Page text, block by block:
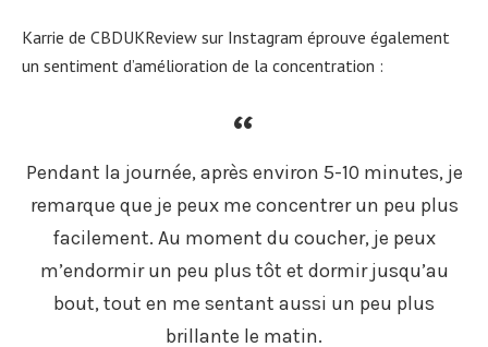
Karrie de CBDUKReview sur Instagram éprouve également
un sentiment d’amélioration de la concentration :
Pendant la journée, après environ 5-10 minutes, je
remarque que je peux me concentrer un peu plus
facilement. Au moment du coucher, je peux
m’endormir un peu plus tôt et dormir jusqu’au
bout, tout en me sentant aussi un peu plus
brillante le matin.